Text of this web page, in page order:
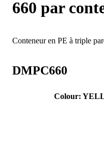
660 par
Conteneur en PE à triple
DMPC660
Colour: